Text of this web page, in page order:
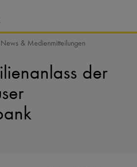
News & Medienmitteilungen
der